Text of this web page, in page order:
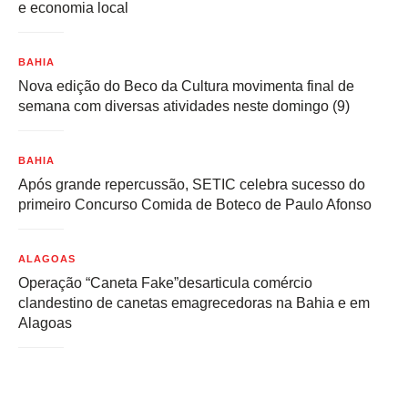
e economia local
BAHIA
Nova edição do Beco da Cultura movimenta final de
semana com diversas atividades neste domingo (9)
BAHIA
Após grande repercussão, SETIC celebra sucesso do
primeiro Concurso Comida de Boteco de Paulo Afonso
ALAGOAS
Operação “Caneta Fake”desarticula comércio
clandestino de canetas emagrecedoras na Bahia e em
Alagoas